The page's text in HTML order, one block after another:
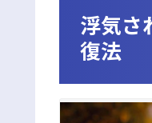
浮気さ
復法